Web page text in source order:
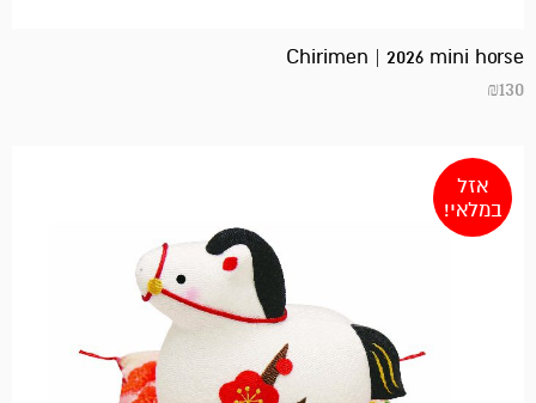
Chirimen | 2026 mini horse
₪130
אזל
במלאי!